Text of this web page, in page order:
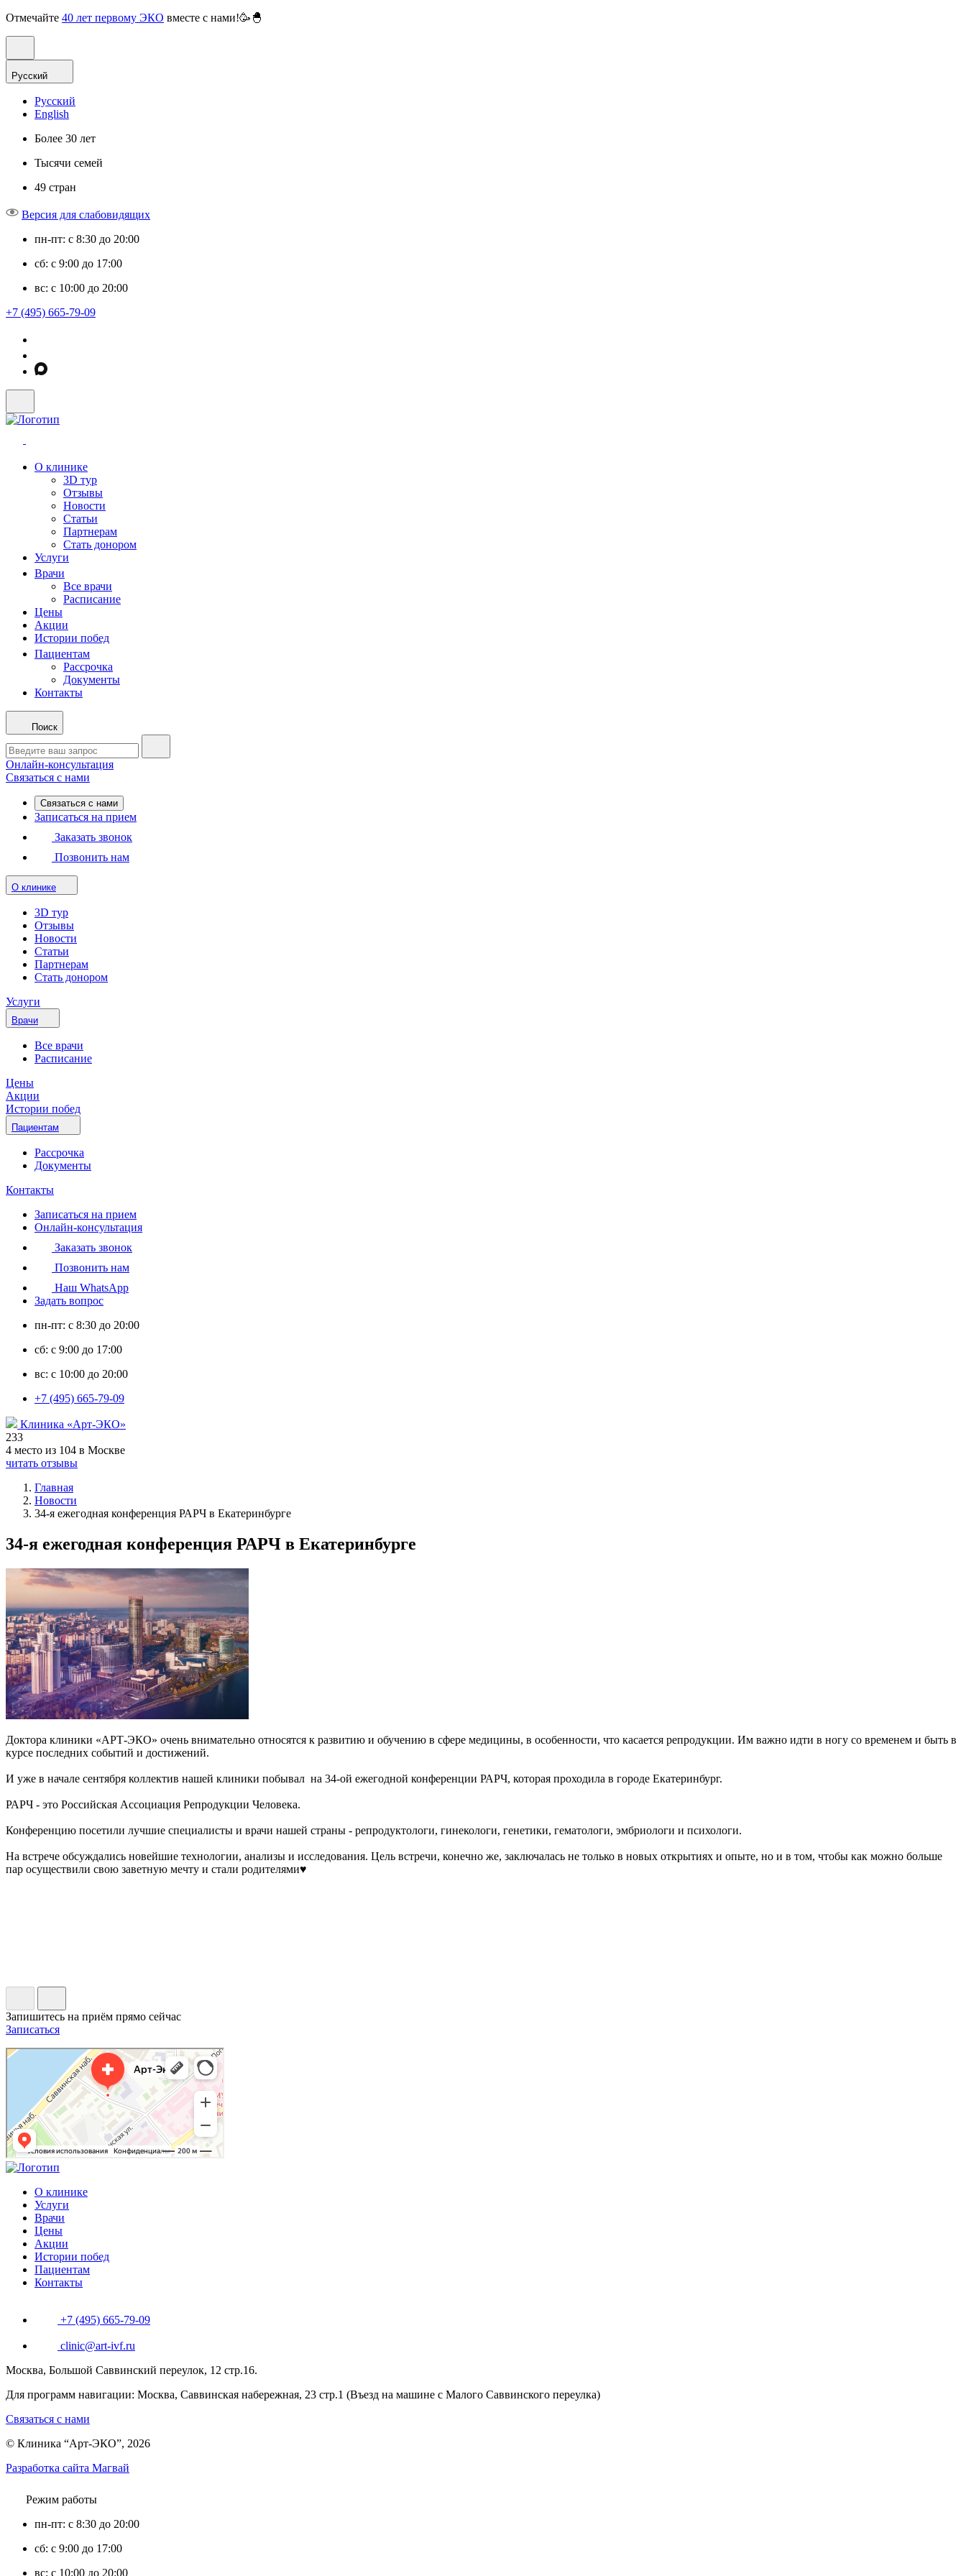
Отмечайте 40 лет первому ЭКО вместе с нами!🥳🐣
Русский
Русский
English
Более 30 лет
Тысячи семей
49 стран
Версия для слабовидящих
пн-пт: с 8:30 до 20:00
сб: с 9:00 до 17:00
вс: с 10:00 до 20:00
+7 (495) 665-79-09
О клинике
3D тур
Отзывы
Новости
Статьи
Партнерам
Стать донором
Услуги
Врачи
Все врачи
Расписание
Цены
Акции
Истории побед
Пациентам
Рассрочка
Документы
Контакты
Поиск
Онлайн-консультация
Связаться с нами
Связаться с нами
Записаться на прием
Заказать звонок
Позвонить нам
О клинике
3D тур
Отзывы
Новости
Статьи
Партнерам
Стать донором
Услуги
Врачи
Все врачи
Расписание
Цены
Акции
Истории побед
Пациентам
Рассрочка
Документы
Контакты
Записаться на прием
Онлайн-консультация
Заказать звонок
Позвонить нам
Наш WhatsApp
Задать вопрос
пн-пт: с 8:30 до 20:00
сб: с 9:00 до 17:00
вс: с 10:00 до 20:00
+7 (495) 665-79-09
Клиника «Арт-ЭКО»
233
4 место из 104 в Москве
читать отзывы
Главная
Новости
34-я ежегодная конференция РАРЧ в Екатеринбурге
34-я ежегодная конференция РАРЧ в Екатеринбурге
Доктора клиники «АРТ-ЭКО» очень внимательно относятся к развитию и обучению в сфере медицины, в особенности, что касается репродукции. Им важно идти в ногу со временем и быть в
курсе последних событий и достижений.
И уже в начале сентября коллектив нашей клиники побывал на 34-ой ежегодной конференции РАРЧ, которая проходила в городе Екатеринбург.
РАРЧ - это Российская Ассоциация Репродукции Человека.
Конференцию посетили лучшие специалисты и врачи нашей страны - репродуктологи, гинекологи, генетики, гематологи, эмбриологи и психологи.
На встрече обсуждались новейшие технологии, анализы и исследования. Цель встречи, конечно же, заключалась не только в новых открытиях и опыте, но и в том, чтобы как можно больше
пар осуществили свою заветную мечту и стали родителями♥️
Запишитесь на приём прямо сейчас
Записаться
Арт-Эко
Медцентр, клиника в Москве
Гинекологическая клиника в Москве
О клинике
Услуги
Врачи
Цены
Акции
Истории побед
Пациентам
Контакты
+7 (495) 665-79-09
clinic@art-ivf.ru
Москва, Большой Саввинский переулок, 12 стр.16.
Для программ навигации: Москва, Саввинская набережная, 23 стр.1 (Въезд на машине с Малого Саввинского переулка)
Связаться с нами
© Клиника “Арт-ЭКО”, 2026
Разработка сайта Магвай
Режим работы
пн-пт: с 8:30 до 20:00
сб: с 9:00 до 17:00
вс: с 10:00 до 20:00